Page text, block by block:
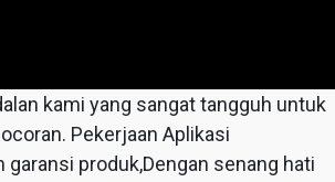
kami yang sangat tangguh untuk
Pekerjaan Aplikasi
produk,Dengan senang hati